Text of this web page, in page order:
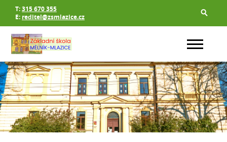
T:315 670 355
E: reditel@zsmlazice.cz